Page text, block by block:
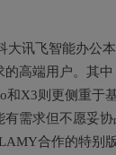
大讯飞智能办公
高端用户。其
和X3则更侧重于
有需求但不愿妥
合作的特别